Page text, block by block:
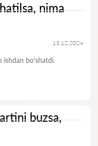
nima
13.12.2024
bo‘shatdi.
buzsa,